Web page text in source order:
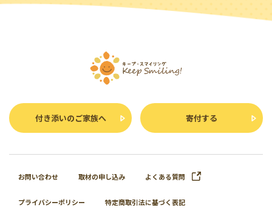
付き添いのご家族へ 寄付する
お問い合わせ 取材の申し込み よくある質問
プライバシーポリシー 特定商取引法に基づく表記